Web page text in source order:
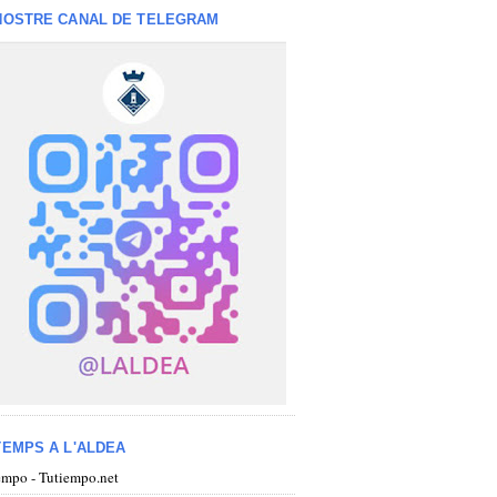
CANAL DE TELEGRAM
A L'ALDEA
- Tutiempo.net